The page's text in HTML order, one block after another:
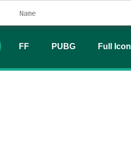
FF PUBG Full Icon